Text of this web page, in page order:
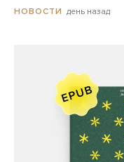
НОВОСТИ день назад